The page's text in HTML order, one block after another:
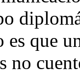
que
no